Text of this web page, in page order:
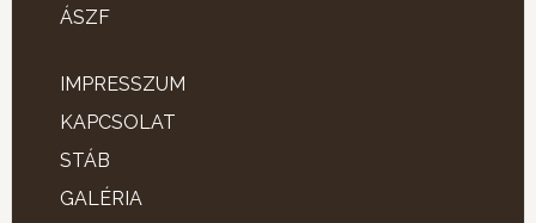
ÁSZF
IMPRESSZUM
KAPCSOLAT
STÁB
GALÉRIA